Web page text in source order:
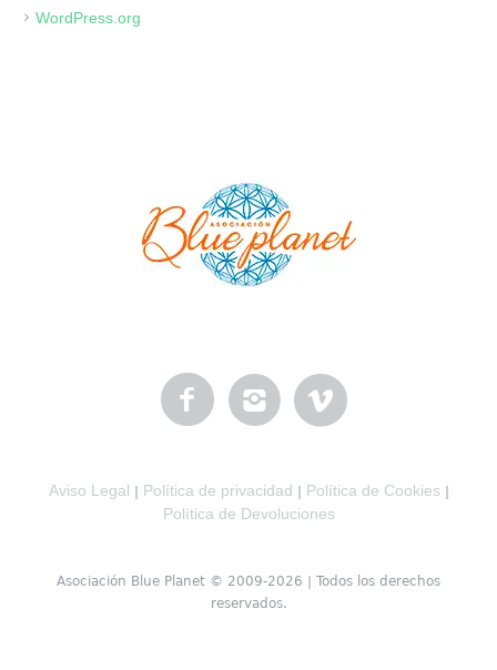
WordPress.org
Aviso Legal Política de privacidad Política de Cookies
Política de Devoluciones
Asociación Blue Planet © 2009-2026 | Todos los derechos
reservados.